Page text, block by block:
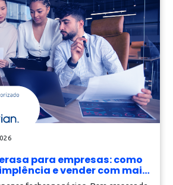
e o teto invisível que
das empresas
pelo IBGE para o primeiro trimestre